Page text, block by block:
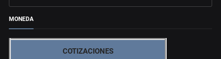
MONEDA
COTIZACIONES